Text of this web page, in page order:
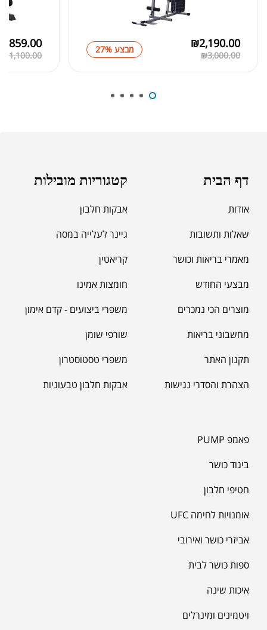
₪ 250.00
₪189.00
קריאטין סופר אפקט 300גרם
גופיית כושר ₪100.00
69.00
₪3,000.00
₪2,190.00 מבצע 27%
1,100.00
859.00
דף הבית
אודות
שאלות ותשובות
מאמרי בריאות וכושר
מבצעי החודש
מוצרים הכי נמכרים
מחשבוני בריאות
תקנון האתר
הצהרת והסדרי נגישות
קטגוריות מובילות
אבקות חלבון
גיינר לעלייה במסה
קריאטין
חומצות אמינו
משפרי ביצועים - קדם אימון
שורפי שומן
משפרי טסטוסטרון
אבקות חלבון טבעוניות
פאמפ PUMP
ביגוד כושר
חטיפי חלבון
אומנויות לחימה UFC
אביזרי כושר ואירובי
ספות כושר לבית
איכות שינה
ויטמינים ומינרלים